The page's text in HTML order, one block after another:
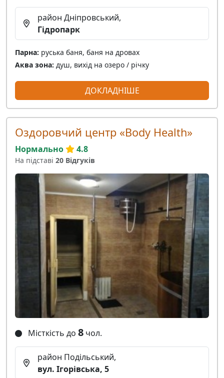
район Дніпровський,
Гідропарк
Парна: руська баня, баня на дровах
Аква зона: душ, вихід на озеро / річку
ДОКЛАДНІШЕ
Оздоровчий центр «Body Health»
Нормально 4.8
На підставі 20 Відгуків
Місткість до 8 чол.
район Подільський,
вул. Ігорівська, 5